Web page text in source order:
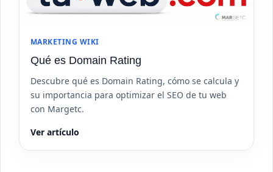
MARKETING WIKI
Qué es Domain Rating
Descubre qué es Domain Rating, cómo se calcula y
su importancia para optimizar el SEO de tu web
con Margetc.
Ver artículo